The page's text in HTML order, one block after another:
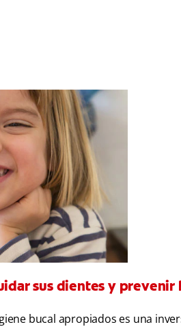
sus dientes y prevenir
bucal apropiados es una